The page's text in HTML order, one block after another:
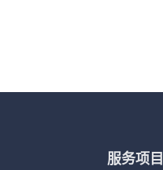
服务项目